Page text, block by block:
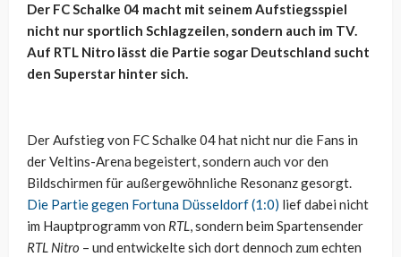
Der FC Schalke 04 macht mit seinem Aufstiegsspiel
nicht nur sportlich Schlagzeilen, sondern auch im TV.
Auf RTL Nitro lässt die Partie sogar Deutschland sucht
den Superstar hinter sich.
Der Aufstieg von FC Schalke 04 hat nicht nur die Fans in
der Veltins-Arena begeistert, sondern auch vor den
Bildschirmen für außergewöhnliche Resonanz gesorgt.
Die Partie gegen Fortuna Düsseldorf (1:0) lief dabei nicht
im Hauptprogramm von RTL, sondern beim Spartensender
RTL Nitro – und entwickelte sich dort dennoch zum echten